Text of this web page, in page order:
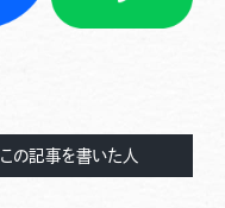
この記事を書いた人